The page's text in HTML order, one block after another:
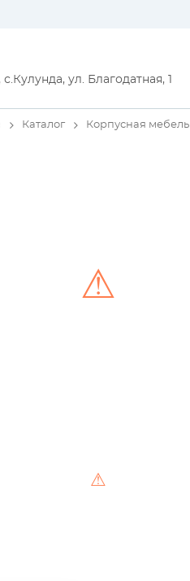
ул. Благодатная, 1
Каталог Корпусная мебель
⚠
⚠